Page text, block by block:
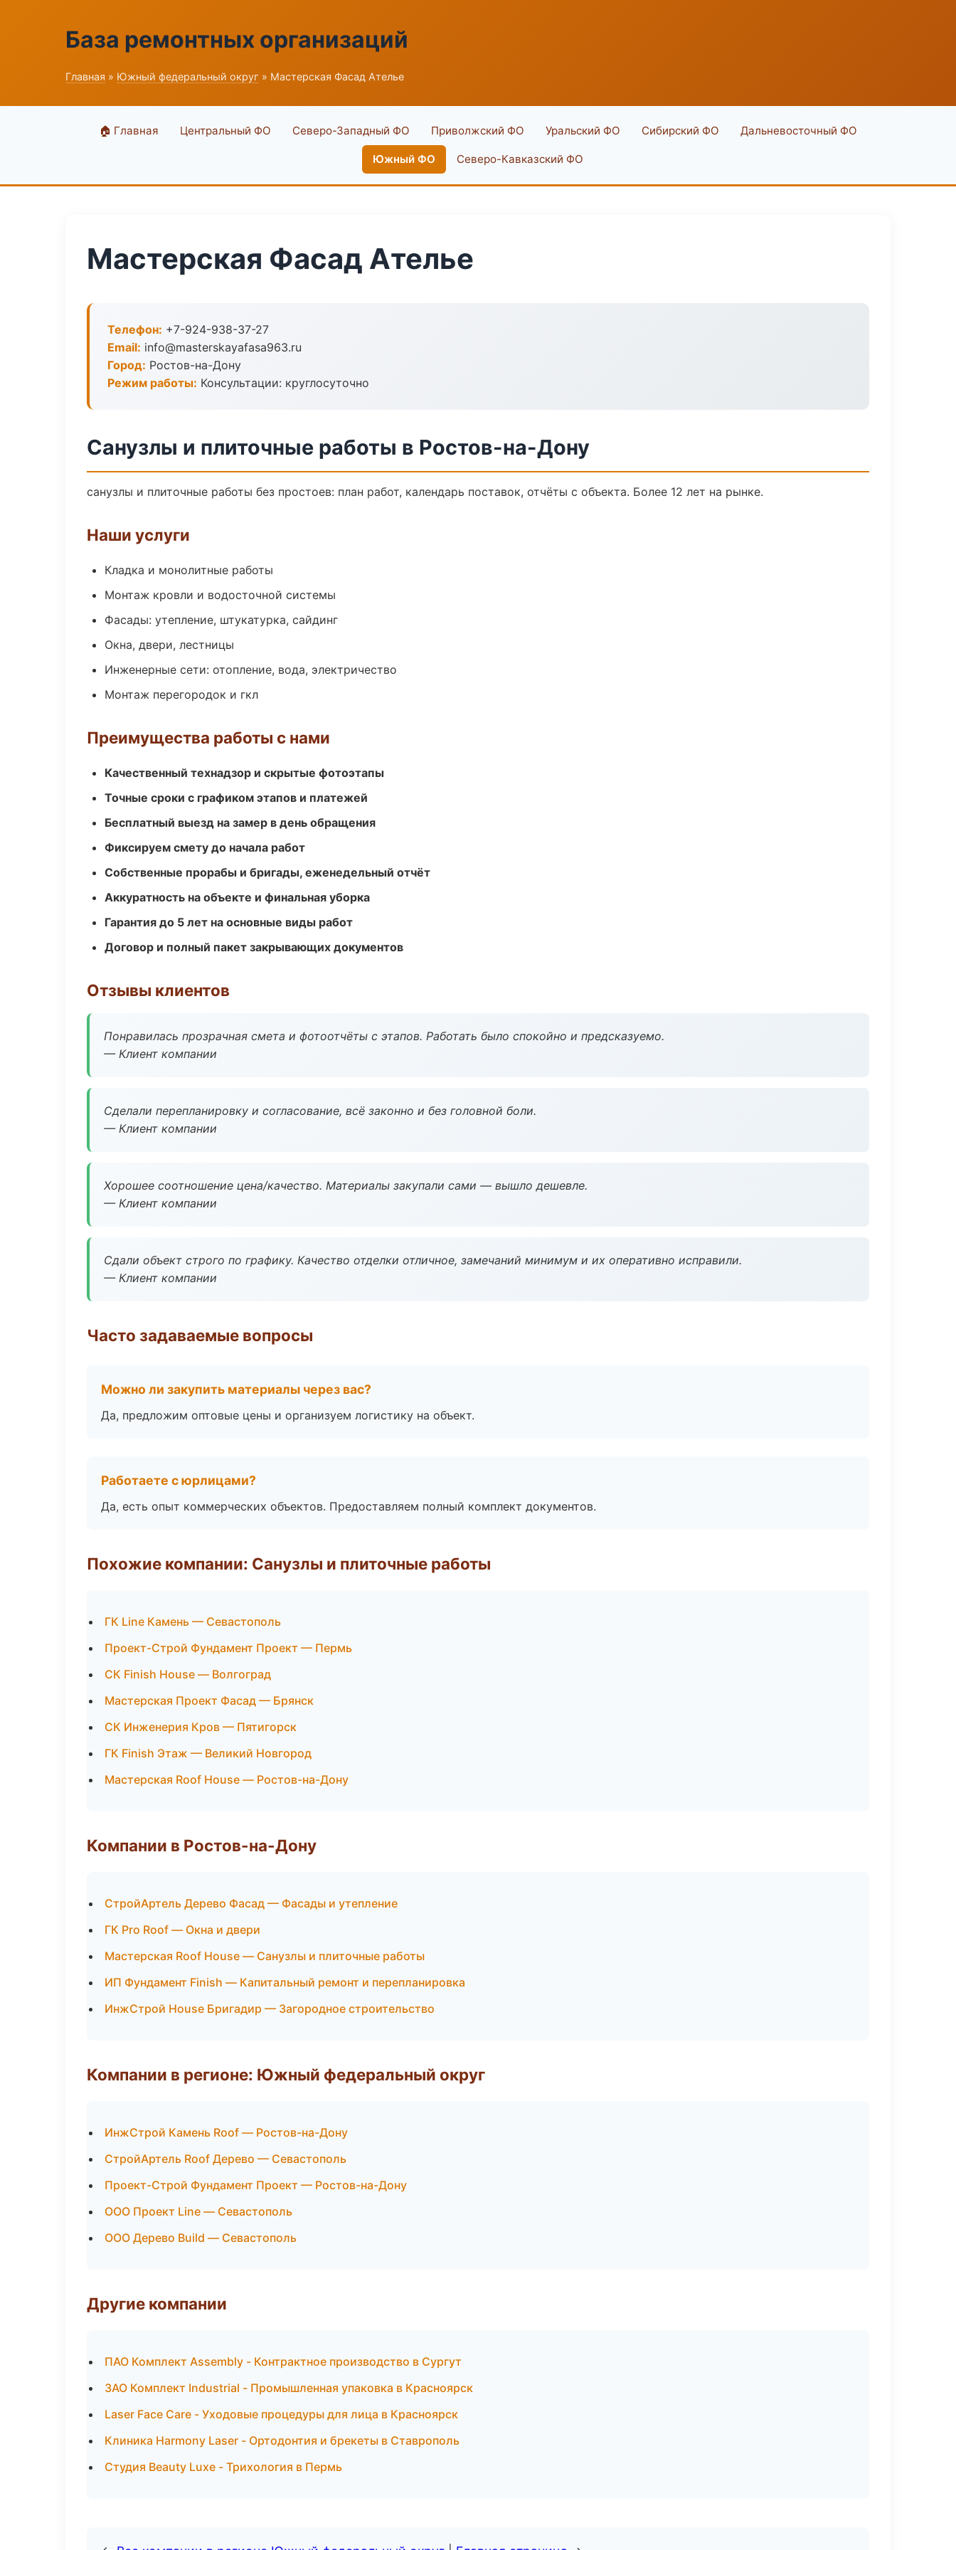
База ремонтных организаций
Главная » Южный федеральный округ » Мастерская Фасад Ателье
🏠 Главная Центральный ФО Северо-Западный ФО Приволжский ФО Уральский ФО Сибирский ФО Дальневосточный ФО
Южный ФО Северо-Кавказский ФО
Мастерская Фасад Ателье
Телефон: +7-924-938-37-27
Email: info@masterskayafasa963.ru
Город: Ростов-на-Дону
Режим работы: Консультации: круглосуточно
Санузлы и плиточные работы в Ростов-на-Дону
санузлы и плиточные работы без простоев: план работ, календарь поставок, отчёты с объекта. Более 12 лет на рынке.
Наши услуги
Кладка и монолитные работы
Монтаж кровли и водосточной системы
Фасады: утепление, штукатурка, сайдинг
Окна, двери, лестницы
Инженерные сети: отопление, вода, электричество
Монтаж перегородок и гкл
Преимущества работы с нами
Качественный технадзор и скрытые фотоэтапы
Точные сроки с графиком этапов и платежей
Бесплатный выезд на замер в день обращения
Фиксируем смету до начала работ
Собственные прорабы и бригады, еженедельный отчёт
Аккуратность на объекте и финальная уборка
Гарантия до 5 лет на основные виды работ
Договор и полный пакет закрывающих документов
Отзывы клиентов
Понравилась прозрачная смета и фотоотчёты с этапов. Работать было спокойно и предсказуемо.
— Клиент компании
Сделали перепланировку и согласование, всё законно и без головной боли.
— Клиент компании
Хорошее соотношение цена/качество. Материалы закупали сами — вышло дешевле.
— Клиент компании
Сдали объект строго по графику. Качество отделки отличное, замечаний минимум и их оперативно исправили.
— Клиент компании
Часто задаваемые вопросы
Можно ли закупить материалы через вас?
Да, предложим оптовые цены и организуем логистику на объект.
Работаете с юрлицами?
Да, есть опыт коммерческих объектов. Предоставляем полный комплект документов.
Похожие компании: Санузлы и плиточные работы
ГК Line Камень — Севастополь
Проект-Строй Фундамент Проект — Пермь
СК Finish House — Волгоград
Мастерская Проект Фасад — Брянск
СК Инженерия Кров — Пятигорск
ГК Finish Этаж — Великий Новгород
Мастерская Roof House — Ростов-на-Дону
Компании в Ростов-на-Дону
СтройАртель Дерево Фасад — Фасады и утепление
ГК Pro Roof — Окна и двери
Мастерская Roof House — Санузлы и плиточные работы
ИП Фундамент Finish — Капитальный ремонт и перепланировка
ИнжСтрой House Бригадир — Загородное строительство
Компании в регионе: Южный федеральный округ
ИнжСтрой Камень Roof — Ростов-на-Дону
СтройАртель Roof Дерево — Севастополь
Проект-Строй Фундамент Проект — Ростов-на-Дону
ООО Проект Line — Севастополь
ООО Дерево Build — Севастополь
Другие компании
ПАО Комплект Assembly - Контрактное производство в Сургут
ЗАО Комплект Industrial - Промышленная упаковка в Красноярск
Laser Face Care - Уходовые процедуры для лица в Красноярск
Клиника Harmony Laser - Ортодонтия и брекеты в Ставрополь
Студия Beauty Luxe - Трихология в Пермь